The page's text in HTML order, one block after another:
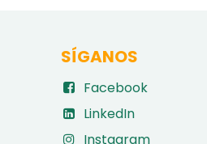
SÍGANOS
Facebook
LinkedIn
Instagram